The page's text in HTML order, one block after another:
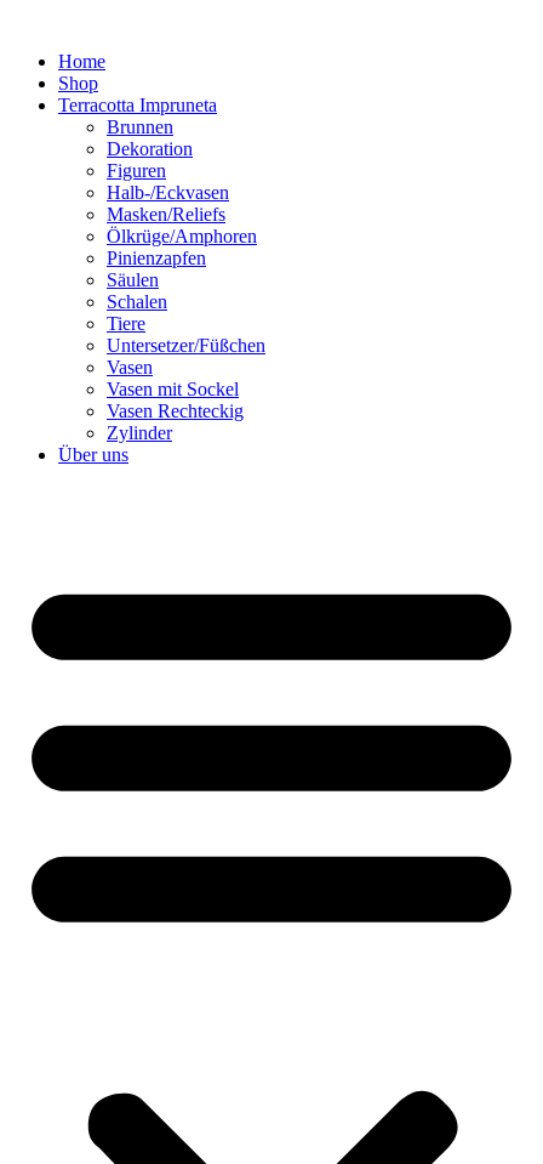
springenHome
Shop
Terracotta Impruneta
Brunnen
Dekoration
Figuren
Halb-/Eckvasen
Masken/Reliefs
Ölkrüge/Amphoren
Pinienzapfen
Säulen
Schalen
Tiere
Untersetzer/Füßchen
Vasen
Vasen mit Sockel
Vasen Rechteckig
Zylinder
Über uns